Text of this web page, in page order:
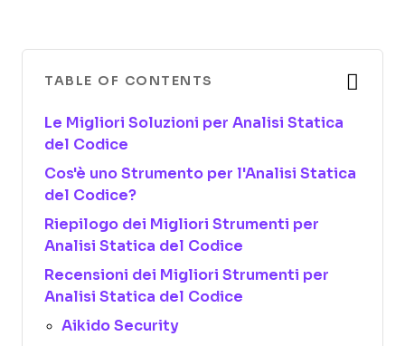
TABLE OF CONTENTS
Le Migliori Soluzioni per Analisi Statica
del Codice
Cos'è uno Strumento per l'Analisi Statica
del Codice?
Riepilogo dei Migliori Strumenti per
Analisi Statica del Codice
Recensioni dei Migliori Strumenti per
Analisi Statica del Codice
Aikido Security